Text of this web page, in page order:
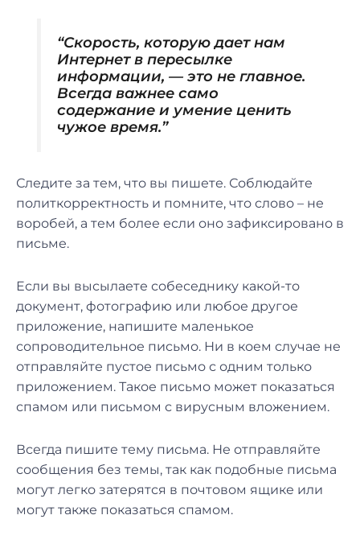
“Скорость, которую дает нам
Интернет в пересылке
информации, — это не главное.
Всегда важнее само
содержание и умение ценить
чужое время.”
Следите за тем, что вы пишете. Соблюдайте
политкорректность и помните, что слово – не
воробей, а тем более если оно зафиксировано в
письме.
Если вы высылаете собеседнику какой-то
документ, фотографию или любое другое
приложение, напишите маленькое
сопроводительное письмо. Ни в коем случае не
отправляйте пустое письмо с одним только
приложением. Такое письмо может показаться
спамом или письмом с вирусным вложением.
Всегда пишите тему письма. Не отправляйте
сообщения без темы, так как подобные письма
могут легко затерятся в почтовом ящике или
могут также показаться спамом.